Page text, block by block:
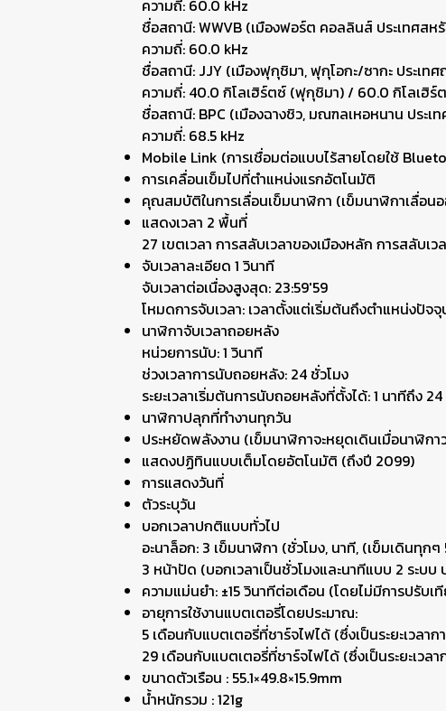
ความถี่: 60.0 kHz
ชื่อสถานี: WWVB (เมืองฟอร์ต คอลลินส์ ประเทศสห
ความถี่: 60.0 kHz
ชื่อสถานี: JJY (เมืองฟุกุชิมา, ฟุกุโอกะ/ซากะ ประเท
ความถี่: 40.0 กิโลเฮิร์ตซ์ (ฟุกุชิมา) / 60.0 กิโลเฮิร์
ชื่อสถานี: BPC (เมืองฉางชิว, มณฑลเหอหนาน ประเ
ความถี่: 68.5 kHz
Mobile Link (การเชื่อมต่อแบบไร้สายโดยใช้
การเคลื่อนเข็มไปที่ตำแหน่งแรกอัตโนมัติ
คุณสมบัติในการเลื่อนเข็มนาฬิกา (เข็มนาฬิกาเลื่อน
แสดงเวลา 2 พื้นที่
27 เขตเวลา การสลับเวลาของเมืองหลัก การสลับเ
จับเวลาละเอียด 1 วินาที
จับเวลาต่อเนื่องสูงสุด: 23:59'59
โหมดการจับเวลา: เวลาตั้งแต่เริ่มต้นถึงตำแหน่งปัจ
นาฬิกาจับเวลาถอยหลัง
หน่วยการนับ: 1 วินาที
ช่วงเวลาการนับถอยหลัง: 24 ชั่วโมง
ระยะเวลาเริ่มต้นการนับถอยหลังที่ตั้งได้: 1 นาทีถึง
นาฬิกาปลุกที่ทำงานทุกวัน
ประหยัดพลังงาน (เข็มนาฬิกาจะหยุดเดินเมื่อนาฬิกา
แสดงปฏิทินแบบเต็มโดยอัตโนมัติ (ถึงปี 2099)
การแสดงวันที่
ตัวระบุวัน
บอกเวลาปกติแบบทั่วไป
อะนาล็อก: 3 เข็มนาฬิกา (ชั่วโมง, นาที, (เข็มเดินทุกๆ
3 หน้าปัด (บอกเวลาเป็นชั่วโมงและนาทีแบบ 2 ระบ
ความแม่นยำ: ±15 วินาทีต่อเดือน (โดยไม่มีการป
อายุการใช้งานแบตเตอรี่โดยประมาณ:
5 เดือนกับแบตเตอรี่ที่ชาร์จไฟได้ (ซึ่งเป็นระยะเวล
29 เดือนกับแบตเตอรี่ที่ชาร์จไฟได้ (ซึ่งเป็นระยะเว
ขนาดตัวเรือน : 55.1×49.8×15.9mm
น้ำหนักรวม : 121g